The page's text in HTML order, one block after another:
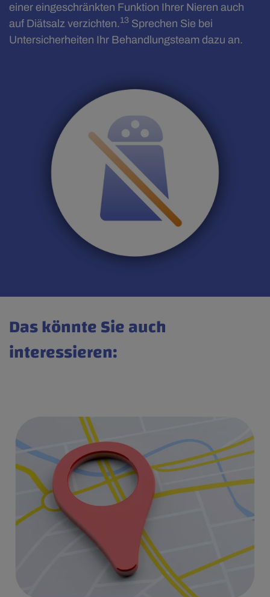
einer eingeschränkten Funktion Ihrer Nieren auch
auf Diätsalz verzichten.13 Sprechen Sie bei
Untersicherheiten Ihr Behandlungsteam dazu an.
Das könnte Sie auch
interessieren: